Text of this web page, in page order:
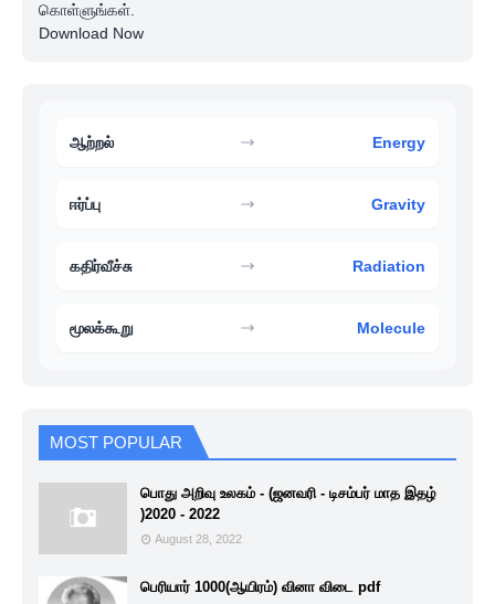
கொள்ளுங்கள்.
Download Now
ஆற்றல் Energy
ஈர்ப்பு Gravity
கதிர்வீச்சு Radiation
மூலக்கூறு Molecule
MOST POPULAR
பொது அறிவு உலகம் - (ஜனவரி - டிசம்பர் மாத இதழ்
)2020 - 2022
August 28, 2022
பெரியார் 1000(ஆயிரம்) வினா விடை pdf